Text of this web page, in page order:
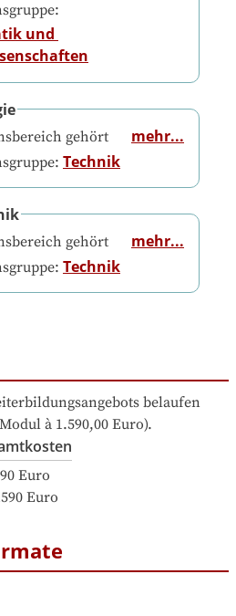
und
gehört
Technik
mehr...
gehört
Technik
mehr...
belaufen
à 1.590,00 Euro).
Euro
Euro